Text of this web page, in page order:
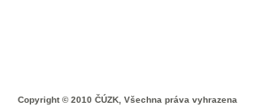
Copyright © 2010 ČÚZK, Všechna práva vyhrazena